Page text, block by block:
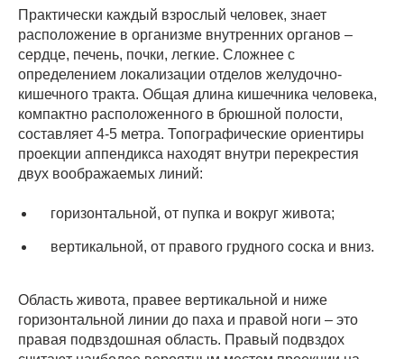
Практически каждый взрослый человек, знает
расположение в организме внутренних органов –
сердце, печень, почки, легкие. Сложнее с
определением локализации отделов желудочно-
кишечного тракта. Общая длина кишечника человека,
компактно расположенного в брюшной полости,
составляет 4-5 метра. Топографические ориентиры
проекции аппендикса находят внутри перекрестия
двух воображаемых линий:
горизонтальной, от пупка и вокруг живота;
вертикальной, от правого грудного соска и вниз.
Область живота, правее вертикальной и ниже
горизонтальной линии до паха и правой ноги – это
правая подвздошная область. Правый подвздох